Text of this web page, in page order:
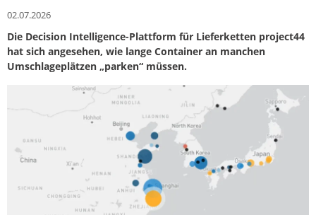
02.07.2026
Die Decision Intelligence-Plattform für Lieferketten project44
hat sich angesehen, wie lange Container an manchen
Umschlageplätzen „parken“ müssen.